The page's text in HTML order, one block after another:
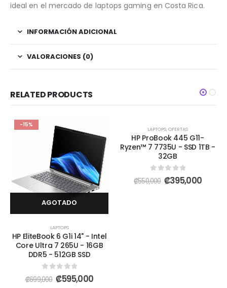
ideal en el mercado de laptops gaming en Costa Rica.
INFORMACIÓN ADICIONAL
VALORACIONES (0)
RELATED PRODUCTS
-15%
AGOTADO
LAPTOPS
HP EliteBook 6 G1i 14" - Intel
Core Ultra 7 265U - 16GB
DDR5 - 512GB SSD
0out of 5
₡699,000 ₡595,000
LAPTOPS,OFERTAS
HP ProBook 445 G11-
Ryzen™ 7 7735U - SSD 1TB -
32GB
0out of 5
₡550,000 ₡395,000